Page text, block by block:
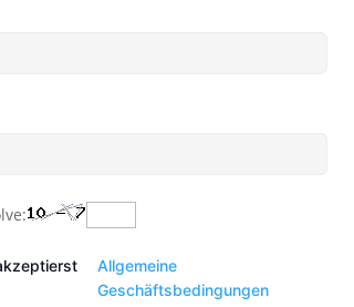
Allgemeine
Geschäftsbedingungen